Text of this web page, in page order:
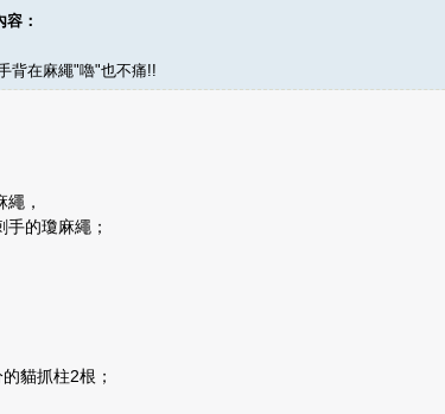
容：
背在麻繩"嚕"也不痛!!
，
的瓊麻繩；
貓抓柱2根；